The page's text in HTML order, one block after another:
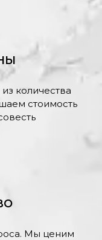
количества
стоимость
Мы ценим